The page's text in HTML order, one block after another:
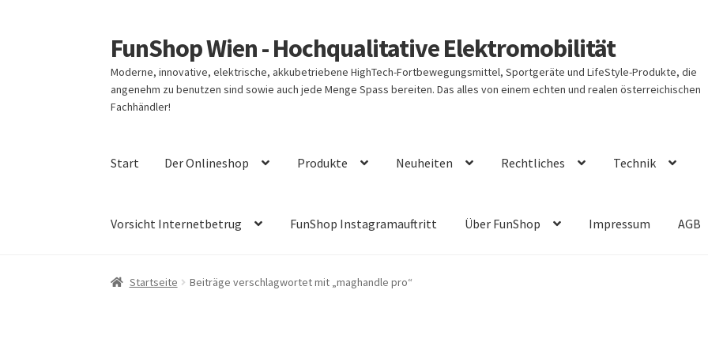
Zur
Navigation
springen
Zum
Inhalt
springen
FunShop Wien - Hochqualitative Elektromobilität
Moderne, innovative, elektrische, akkubetriebene HighTech-Fortbewegungsmittel, Sportgeräte und LifeStyle-Produkte, die
angenehm zu benutzen sind sowie auch jede Menge Spass bereiten. Das alles von einem echten und realen österreichischen
Fachhändler!
Start Der Onlineshop Produkte Neuheiten Rechtliches Technik
Vorsicht Internetbetrug FunShop Instagramauftritt Über FunShop Impressum AGB
Startseite Beiträge verschlagwortet mit „maghandle pro“